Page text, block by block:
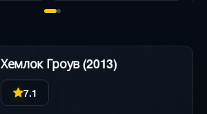
Хемлок Гроув (2013)
7.1